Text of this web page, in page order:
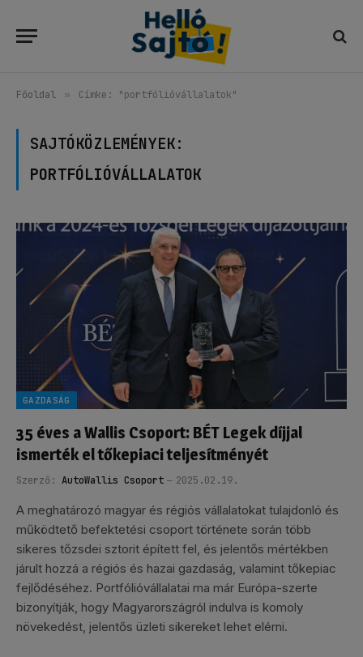
Főoldal » Címke: "portfólióvállalatok"
SAJTÓKÖZLEMÉNYEK:
PORTFÓLIÓVÁLLALATOK
GAZDASÁG
35 éves a Wallis Csoport: BÉT Legek díjjal
ismerték el tőkepiaci teljesítményét
Szerző: AutoWallis Csoport 2025.02.19.
A meghatározó magyar és régiós vállalatokat tulajdonló és
működtető befektetési csoport története során több
sikeres tőzsdei sztorit épített fel, és jelentős mértékben
járult hozzá a régiós és hazai gazdaság, valamint tőkepiac
fejlődéséhez. Portfólióvállalatai ma már Európa-szerte
bizonyítják, hogy Magyarországról indulva is komoly
növekedést, jelentős üzleti sikereket lehet elérni.